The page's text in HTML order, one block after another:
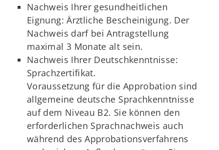
Nachweis Ihrer gesundheitlichen
Eignung: Ärztliche Bescheinigung. Der
Nachweis darf bei Antragstellung
maximal 3 Monate alt sein.
Nachweis Ihrer Deutschkenntnisse:
Sprachzertifikat.
Voraussetzung für die Approbation sind
allgemeine deutsche Sprachkenntnisse
auf dem Niveau B2. Sie können den
erforderlichen Sprachnachweis auch
während des Approbationsverfahrens